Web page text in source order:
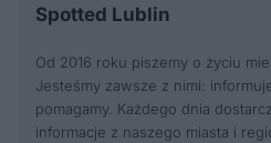
Spotted Lublin
Od 2016 roku piszemy o życiu
Jesteśmy zawsze z nimi:
pomagamy. Każdego dnia
informacje z naszego miasta i